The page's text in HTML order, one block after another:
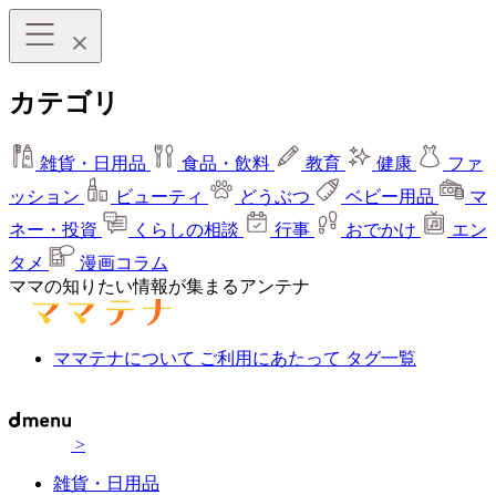
カテゴリ
雑貨・日用品 食品・飲料 教育 健康
ファ
ッション
ビューティ どうぶつ ベビー用品
マ
ネー・投資
くらしの相談 行事 おでかけ
エン
タメ
漫画コラム
ママの知りたい情報が集まるアンテナ
ママテナについて ご利用にあたって タグ一覧
>
雑貨・日用品